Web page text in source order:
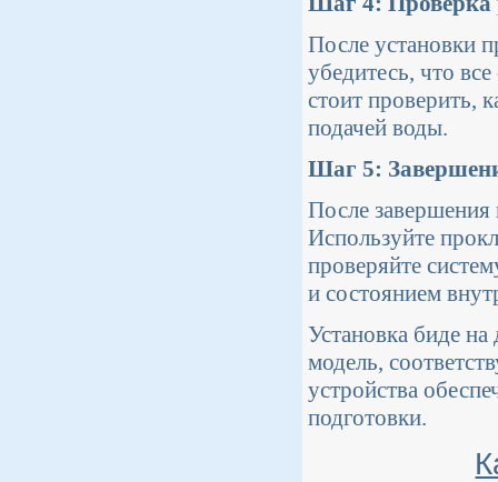
После установки
убедитесь, что
стоит проверить,
подачей воды.
Шаг 5:
После завершения
Используйте
проверяйте
и состоянием
Установка биде
модель,
устройства
подготовки.